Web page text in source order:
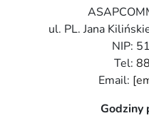
ul. PL. Jana
NIP:
Tel:
Email:
Godziny